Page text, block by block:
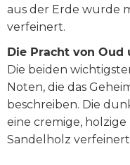
aus der Erde wurde
verfeinert.
Die Pracht von Oud
Die beiden
Noten, die das
beschreiben. Die
eine cremige,
Sandelholz